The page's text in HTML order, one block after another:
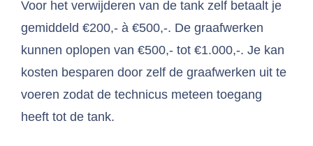
Voor het verwijderen van de tank zelf betaalt je
gemiddeld €200,- à €500,-. De graafwerken
kunnen oplopen van €500,- tot €1.000,-. Je kan
kosten besparen door zelf de graafwerken uit te
voeren zodat de technicus meteen toegang
heeft tot de tank.